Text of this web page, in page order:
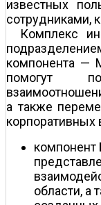
известных
сотрудниками,
Комплекс
компонента —
помогут
а также
корпоративных
компонент
области, а